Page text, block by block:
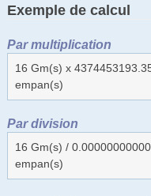
Exemple de calcul
Par multiplication
16 Gm(s) x
empan(s)
Par division
16 Gm(s) /
empan(s)